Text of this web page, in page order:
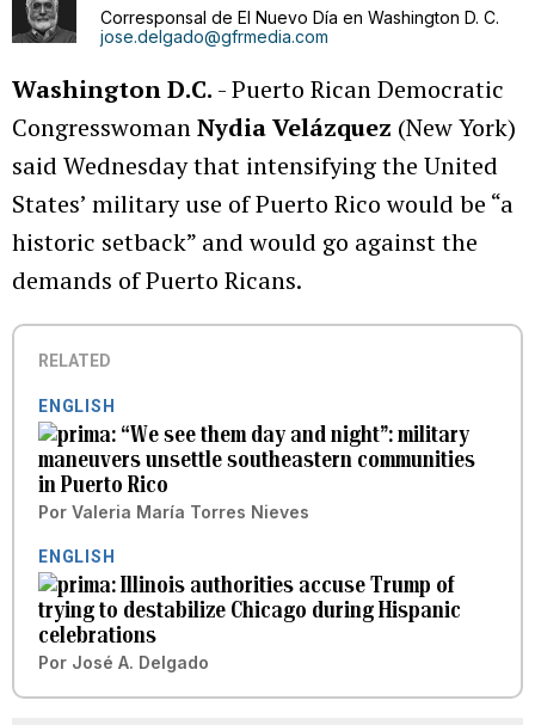
Corresponsal de El Nuevo Día en Washington D. C.
jose.delgado@gfrmedia.com
Washington D.C. - Puerto Rican Democratic
CongresswomanNydia Velázquez (New York)
said Wednesday that intensifying the United
States’ military use of Puerto Rico would be “a
historic setback” and would go against the
demands of Puerto Ricans.
RELATED
ENGLISH
“We see them day and night”: military
maneuvers unsettle southeastern communities
in Puerto Rico
Por Valeria María Torres Nieves
ENGLISH
Illinois authorities accuse Trump of
trying to destabilize Chicago during Hispanic
celebrations
Por José A. Delgado